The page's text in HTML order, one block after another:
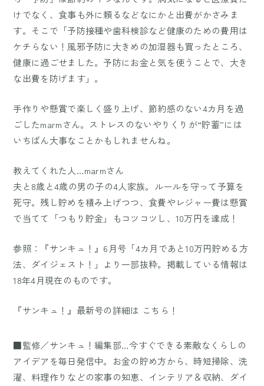
けでなく、食事も外に頼るなどなにかと出費がかさみま
す。そこで「予防接種や歯科検診など健康のための費用は
ケチらない！風邪予防に大きめの加湿器も買ったところ、
健康に過ごせました。予防にお金と気を使うことで、大き
な出費を防げます」。
手作りや懸賞で楽しく盛り上げ、節約感のない4カ月を過
ごしたmarmさん。ストレスのないやりくりが“貯蓄”には
いちばん大事なことかもしれませんね。
教えてくれた人…marmさん
夫と8歳と4歳の男の子の4人家族。ルールを守って予算を
死守。残し貯めを積み上げつつ、食費やレジャー費は懸賞
で当てて「つもり貯金」もコツコツし、10万円を達成！
参照：『サンキュ！』6月号「4カ月であと10万円貯める方
法、ダイジェスト！」より一部抜粋。掲載している情報は
18年4月現在のものです。
『サンキュ！』最新号の詳細は こちら！
■監修／サンキュ！編集部…今すぐできる素敵なくらしの
アイデアを毎日発信中。お金の貯め方から、時短掃除、洗
濯、料理作りなどの家事の知恵、インテリア＆収納、ダイ